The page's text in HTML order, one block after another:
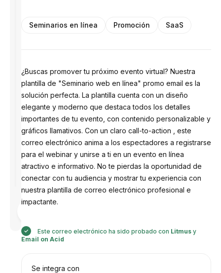
Diseñado
Seminarios en línea Promoción SaaS
¿Buscas promover tu próximo evento virtual? Nuestra
plantilla de "Seminario web en línea" promo email es la
solución perfecta. La plantilla cuenta con un diseño
elegante y moderno que destaca todos los detalles
importantes de tu evento, con contenido personalizable y
gráficos llamativos. Con un claro call-to-action , este
correo electrónico anima a los espectadores a registrarse
para el webinar y unirse a ti en un evento en línea
atractivo e informativo. No te pierdas la oportunidad de
conectar con tu audiencia y mostrar tu experiencia con
nuestra plantilla de correo electrónico profesional e
impactante.
Este correo electrónico ha sido probado con Litmusy
Email on Acid
Se integra con